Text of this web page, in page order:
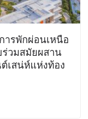
ารพักผ่อนเหนือ
วมสมัยผสาน
เสน่ห์แห่งท้อง